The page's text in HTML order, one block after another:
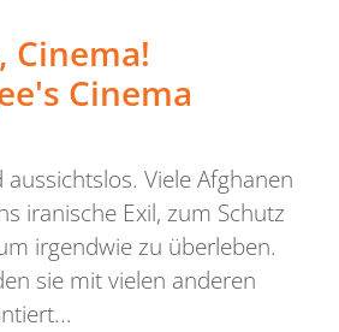
Cinema!
Cinema
Viele Afghanen
iranische Exil, zum Schutz
irgendwie zu überleben.
sie mit vielen anderen